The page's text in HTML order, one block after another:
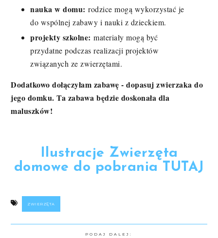
nauka w domu: rodzice mogą wykorzystać je
do wspólnej zabawy i nauki z dzieckiem.
projekty szkolne: materiały mogą być
przydatne podczas realizacji projektów
związanych ze zwierzętami.
Dodatkowo dołączyłam zabawę - dopasuj zwierzaka do
jego domku. Ta zabawa będzie doskonała dla
maluszków!
Ilustracje Zwierzęta
domowe do pobrania TUTAJ
ZWIERZĘTA
PODAJ DALEJ: